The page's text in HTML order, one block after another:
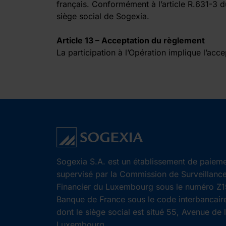
français. Conformément à l’article R.631-3
siège social de Sogexia.
Article 13 – Acceptation du règlement
La participation à l’Opération implique
Sogexia S.A. est un établissement de
supervisé par la Commission de
Financier du Luxembourg sous le numéro
Banque de France sous le code
dont le siège social est situé 55, Avenue de